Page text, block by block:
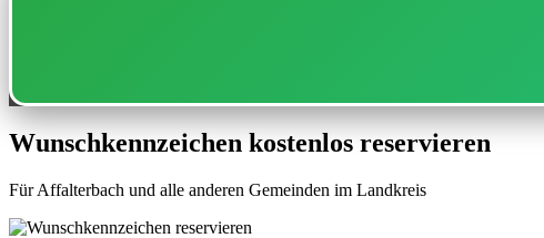
Wunschkennzeichen kostenlos reservieren
Für Affalterbach und alle anderen Gemeinden im Landkreis